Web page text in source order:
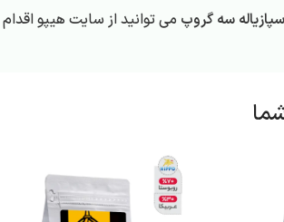
سه گروپ می توانید از سایت هیپو اقدام